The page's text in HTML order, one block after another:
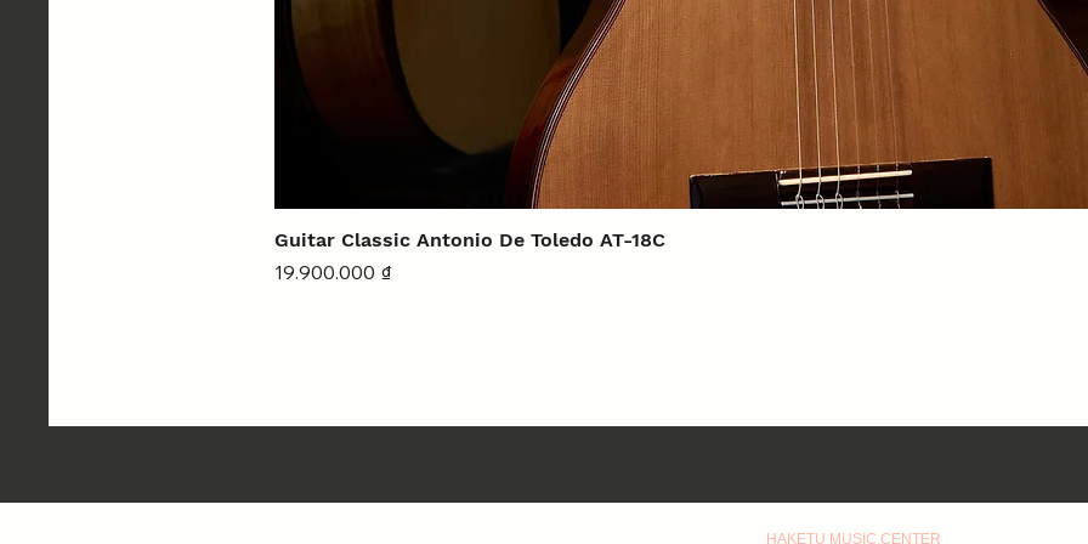
Guitar Classic Antonio De Toledo AT-18C
Giá
19.900.000 ₫
HAKETU MUSIC CENTER